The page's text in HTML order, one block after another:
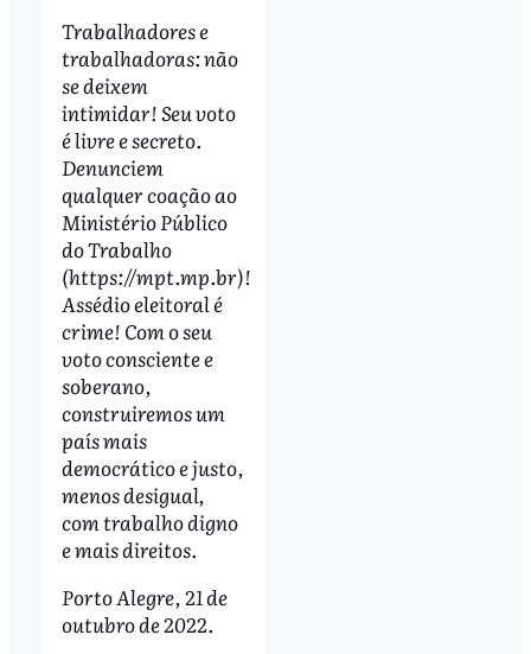
Trabalhadores e
trabalhadoras: não
se deixem
intimidar! Seu voto
é livre e secreto.
Denunciem
qualquer coação ao
Ministério Público
do Trabalho
(https://mpt.mp.br)!
Assédio eleitoral é
crime! Com o seu
voto consciente e
soberano,
construiremos um
país mais
democrático e justo,
menos desigual,
com trabalho digno
e mais direitos.
Porto Alegre, 21 de
outubro de 2022.